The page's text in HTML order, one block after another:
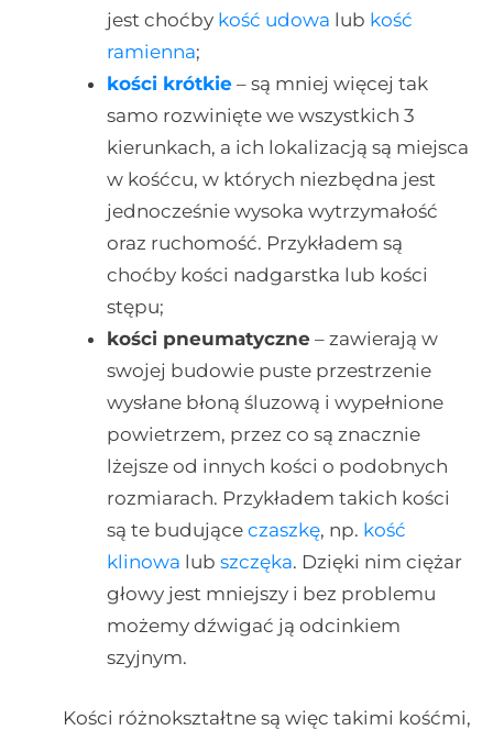
jest choćby kość udowa lub kość
ramienna;
kości krótkie– są mniej więcej tak
samo rozwinięte we wszystkich 3
kierunkach, a ich lokalizacją są miejsca
w kośćcu, w których niezbędna jest
jednocześnie wysoka wytrzymałość
oraz ruchomość. Przykładem są
choćby kości nadgarstka lub kości
stępu;
kości pneumatyczne– zawierają w
swojej budowie puste przestrzenie
wysłane błoną śluzową i wypełnione
powietrzem, przez co są znacznie
lżejsze od innych kości o podobnych
rozmiarach. Przykładem takich kości
są te budujące czaszkę, np. kość
klinowa lub szczęka. Dzięki nim ciężar
głowy jest mniejszy i bez problemu
możemy dźwigać ją odcinkiem
szyjnym.
Kości różnokształtne są więc takimi kośćmi,